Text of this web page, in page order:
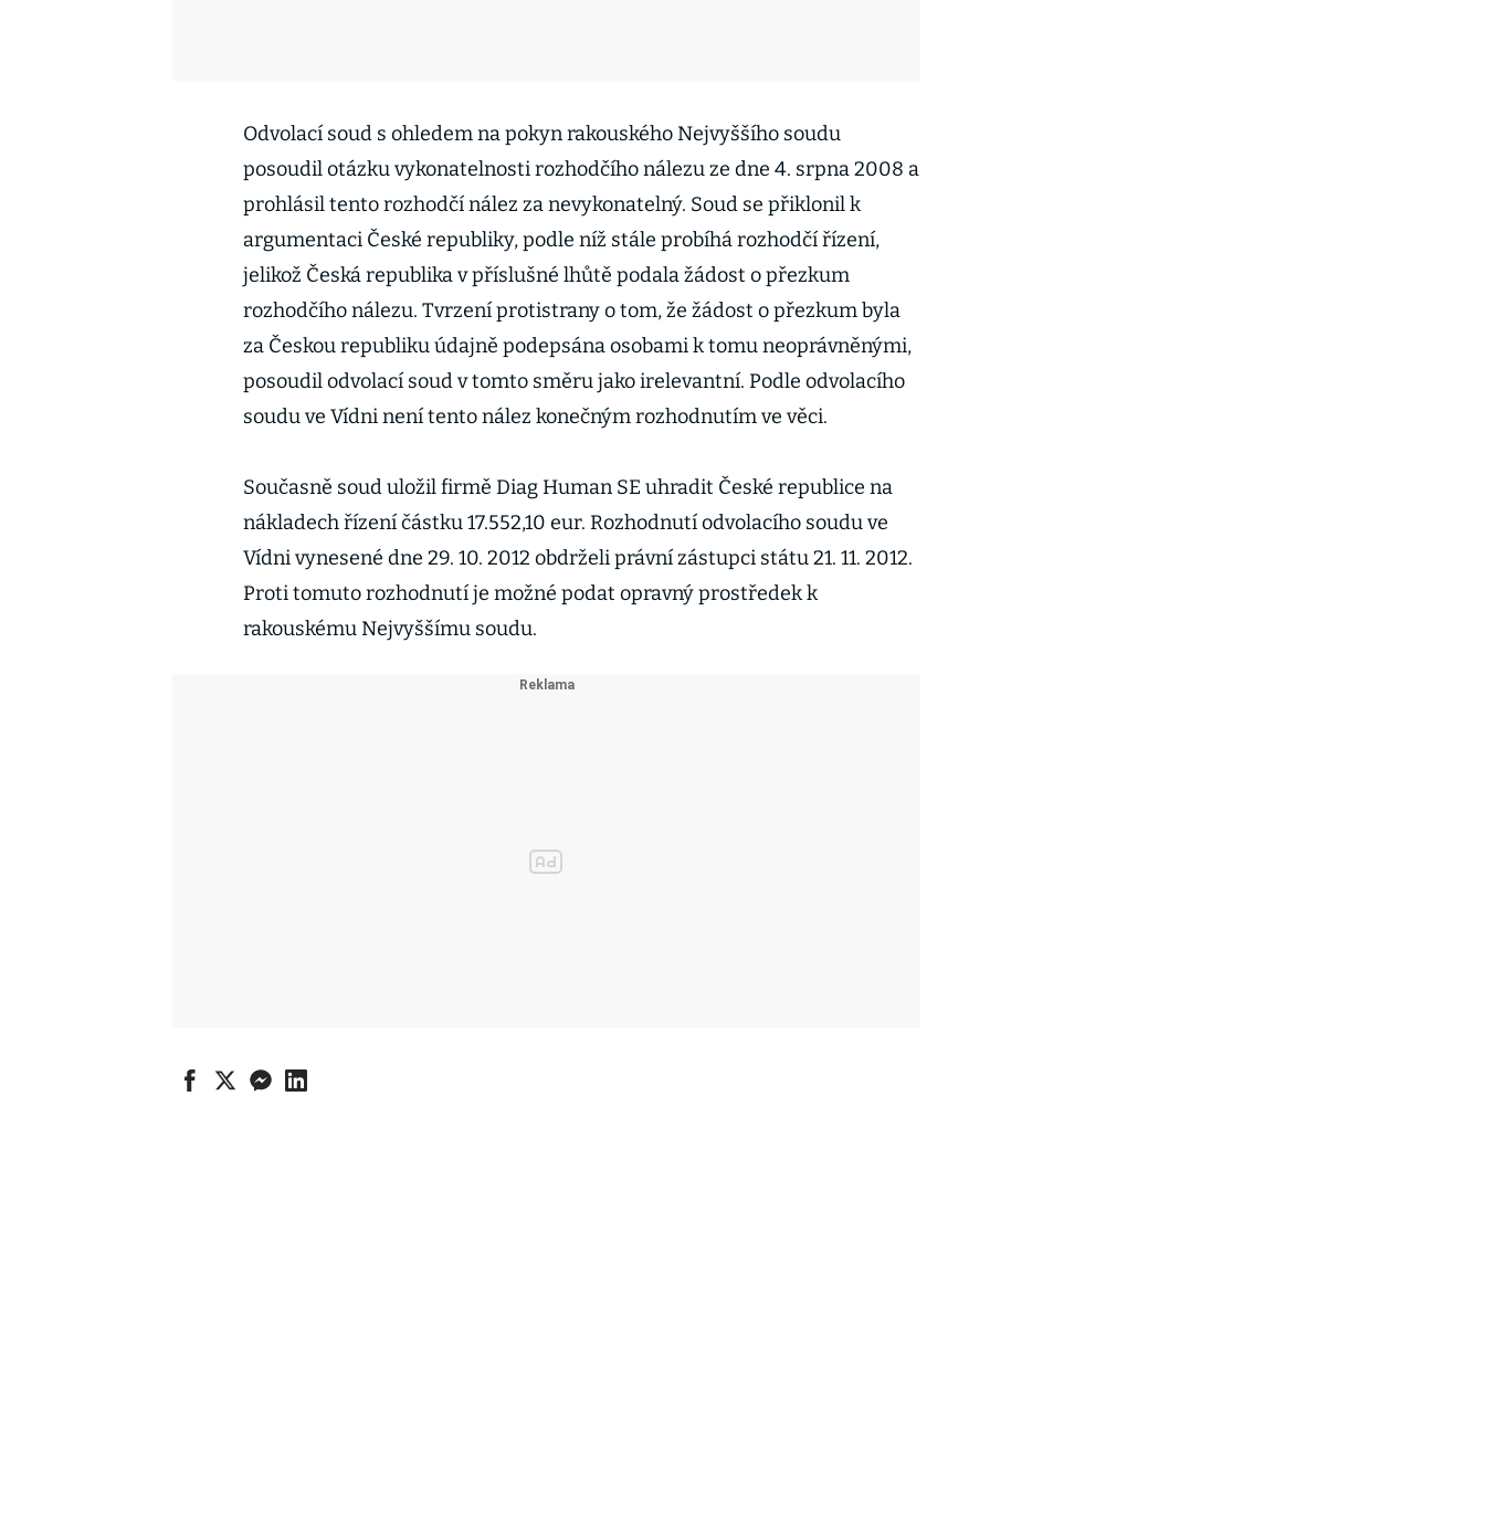
Odvolací soud s ohledem na pokyn rakouského Nejvyššího soudu
posoudil otázku vykonatelnosti rozhodčího nálezu ze dne 4. srpna 2008 a
prohlásil tento rozhodčí nález za nevykonatelný. Soud se přiklonil k
argumentaci České republiky, podle níž stále probíhá rozhodčí řízení,
jelikož Česká republika v příslušné lhůtě podala žádost o přezkum
rozhodčího nálezu. Tvrzení protistrany o tom, že žádost o přezkum byla
za Českou republiku údajně podepsána osobami k tomu neoprávněnými,
posoudil odvolací soud v tomto směru jako irelevantní. Podle odvolacího
soudu ve Vídni není tento nález konečným rozhodnutím ve věci.
Současně soud uložil firmě Diag Human SE uhradit České republice na
nákladech řízení částku 17.552,10 eur. Rozhodnutí odvolacího soudu ve
Vídni vynesené dne 29. 10. 2012 obdrželi právní zástupci státu 21. 11. 2012.
Proti tomuto rozhodnutí je možné podat opravný prostředek k
rakouskému Nejvyššímu soudu.